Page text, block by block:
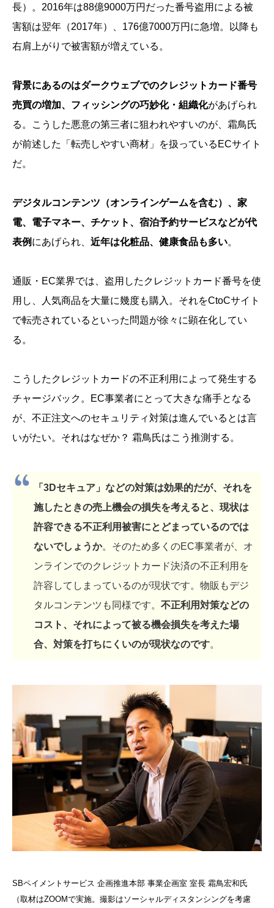
長）。2016年は88億9000万円だった番号盗用による被
害額は翌年（2017年）、176億7000万円に急増。以降も
右肩上がりで被害額が増えている。
背景にあるのはダークウェブでのクレジットカード番号
売買の増加、フィッシングの巧妙化・組織化があげられ
る。こうした悪意の第三者に狙われやすいのが、霜鳥氏
が前述した「転売しやすい商材」を扱っているECサイト
だ。
デジタルコンテンツ（オンラインゲームを含む）、家
電、電子マネー、チケット、宿泊予約サービスなどが代
表例 にあげられ、 近年は化粧品、健康食品も多い。
通販・EC業界では、盗用したクレジットカード番号を使
用し、人気商品を大量に幾度も購入。それをCtoCサイト
で転売されているといった問題が徐々に顕在化してい
る。
こうしたクレジットカードの不正利用によって発生する
チャージバック。EC事業者にとって大きな痛手となる
が、不正注文へのセキュリティ対策は進んでいるとは言
いがたい。それはなぜか？ 霜鳥氏はこう推測する。
「3Dセキュア」などの対策は効果的だが、それを
施したときの売上機会の損失を考えると、現状は
許容できる不正利用被害にとどまっているのでは
ないでしょうか。そのため多くのEC事業者が、オ
ンラインでのクレジットカード決済の不正利用を
許容してしまっているのが現状です。物販もデジ
タルコンテンツも同様です。 不正利用対策などの
コスト、それによって被る機会損失を考えた場
合、対策を打ちにくいのが現状なのです。
SBペイメントサービス 企画推進本部 事業企画室 室長 霜鳥宏和氏
（取材はZOOMで実施。撮影はソーシャルディスタンシングを考慮